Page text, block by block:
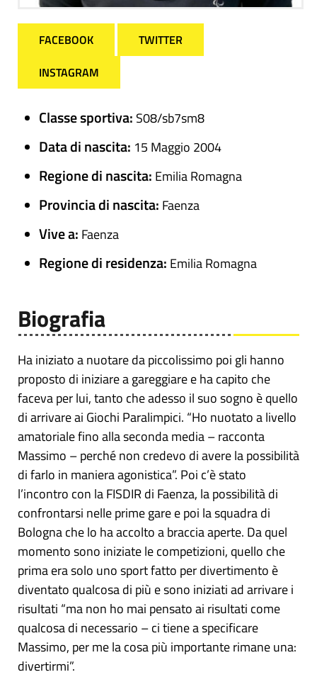
FACEBOOK
TWITTER
INSTAGRAM
Classe sportiva: S08/sb7sm8
Data di nascita: 15 Maggio 2004
Regione di nascita: Emilia Romagna
Provincia di nascita: Faenza
Vive a: Faenza
Regione di residenza: Emilia Romagna
Biografia
Ha iniziato a nuotare da piccolissimo poi gli hanno
proposto di iniziare a gareggiare e ha capito che
faceva per lui, tanto che adesso il suo sogno è quello
di arrivare ai Giochi Paralimpici. “Ho nuotato a livello
amatoriale fino alla seconda media – racconta
Massimo – perché non credevo di avere la possibilità
di farlo in maniera agonistica”. Poi c’è stato
l’incontro con la FISDIR di Faenza, la possibilità di
confrontarsi nelle prime gare e poi la squadra di
Bologna che lo ha accolto a braccia aperte. Da quel
momento sono iniziate le competizioni, quello che
prima era solo uno sport fatto per divertimento è
diventato qualcosa di più e sono iniziati ad arrivare i
risultati “ma non ho mai pensato ai risultati come
qualcosa di necessario – ci tiene a specificare
Massimo, per me la cosa più importante rimane una:
divertirmi”.